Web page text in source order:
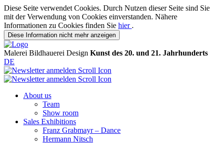
Diese Seite verwendet Cookies. Durch Nutzen dieser Seite sind Sie
mit der Verwendung von Cookies einverstanden. Nähere
Informationen zu Cookies finden Sie hier .
Diese Information nicht mehr anzeigen
Malerei Bildhauerei Design Kunst des 20. und 21. Jahrhunderts
DE
About us
Team
Show room
Sales Exhibitions
Franz Grabmayr – Dance
Hermann Nitsch